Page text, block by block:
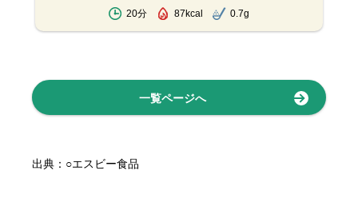
20分 87kcal 0.7g
一覧ページへ
出典：○エスビー食品